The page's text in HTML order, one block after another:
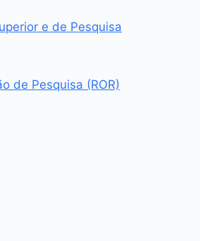
e de Pesquisa
de Pesquisa (ROR)